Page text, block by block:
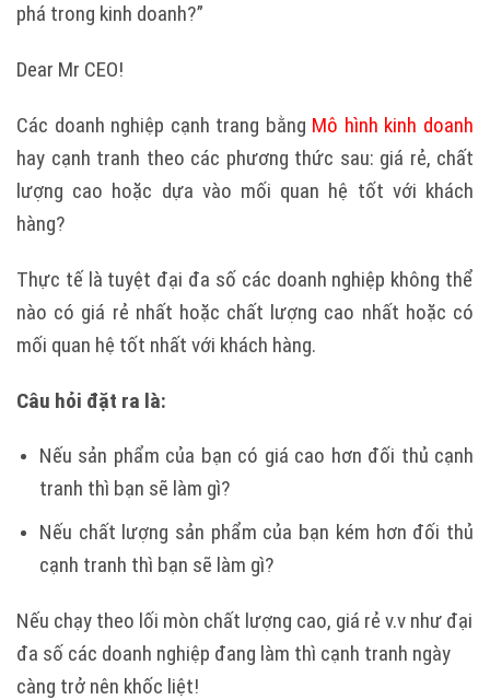
phá trong kinh doanh?”
Dear Mr CEO!
Các doanh nghiệp cạnh trang bằng Mô hình kinh doanh
hay cạnh tranh theo các phương thức sau: giá rẻ, chất
lượng cao hoặc dựa vào mối quan hệ tốt với khách
hàng?
Thực tế là tuyệt đại đa số các doanh nghiệp không thể
nào có giá rẻ nhất hoặc chất lượng cao nhất hoặc có
mối quan hệ tốt nhất với khách hàng.
Câu hỏi đặt ra là:
Nếu sản phẩm của bạn có giá cao hơn đối thủ cạnh
tranh thì bạn sẽ làm gì?
Nếu chất lượng sản phẩm của bạn kém hơn đối thủ
cạnh tranh thì bạn sẽ làm gì?
Nếu chạy theo lối mòn chất lượng cao, giá rẻ v.v như đại
đa số các doanh nghiệp đang làm thì cạnh tranh ngày
càng trở nên khốc liệt!